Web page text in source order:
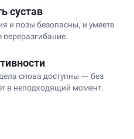
сустав
и позы безопасны, и умеете
снова доступны — без
в неподходящий момент.